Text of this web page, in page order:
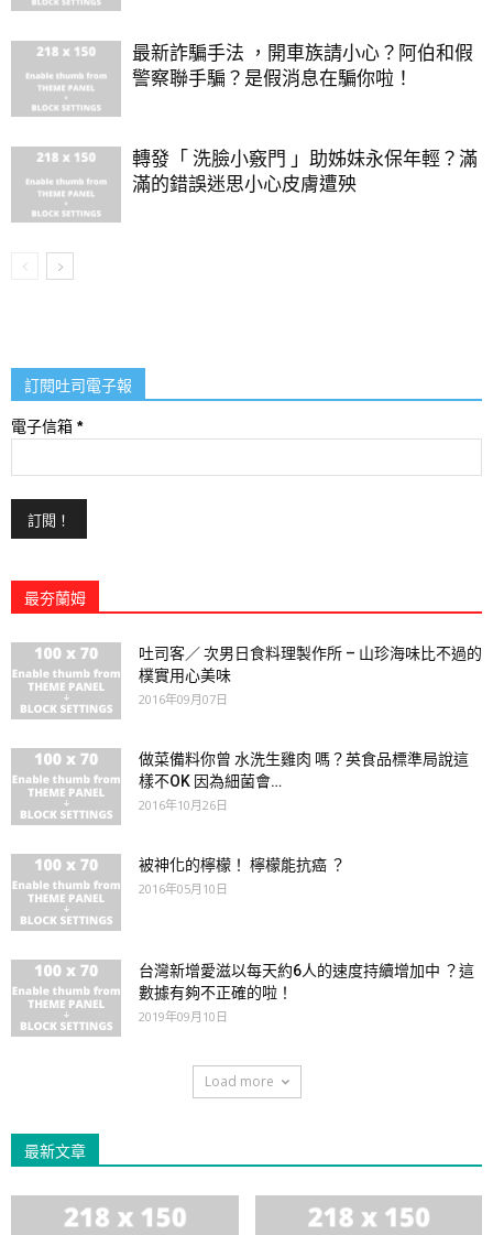
最新詐騙手法 ，開車族請小心？阿伯和假
警察聯手騙？是假消息在騙你啦！
轉發「 洗臉小竅門 」助姊妹永保年輕？滿
滿的錯誤迷思小心皮膚遭殃
訂閱吐司電子報
電子信箱 *
最夯蘭姆
吐司客／ 次男日食料理製作所 – 山珍海味比不過的
樸實用心美味
2016年09月07日
做菜備料你曾 水洗生雞肉 嗎？英食品標準局說這
樣不OK 因為細菌會…
2016年10月26日
被神化的檸檬！ 檸檬能抗癌 ？
2016年05月10日
台灣新增愛滋以每天約6人的速度持續增加中 ？這
數據有夠不正確的啦！
2019年09月10日
Load more
最新文章